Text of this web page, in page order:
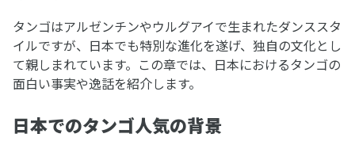
タンゴはアルゼンチンやウルグアイで生まれたダンススタ
イルですが、日本でも特別な進化を遂げ、独自の文化とし
て親しまれています。この章では、日本におけるタンゴの
面白い事実や逸話を紹介します。
日本でのタンゴ人気の背景